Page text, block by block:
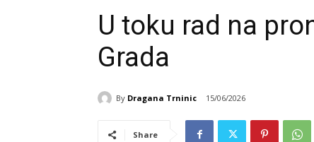
U toku rad na
Grada
By Dragana Trninic 15/06/2026
Share